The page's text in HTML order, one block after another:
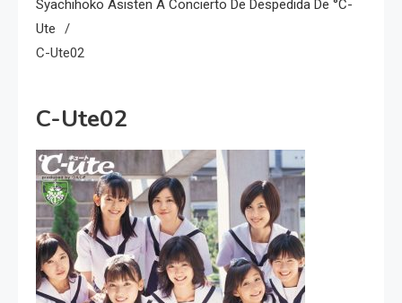
Syachihoko Asisten A Concierto De Despedida De °C-
Ute
C-Ute02
C-Ute02